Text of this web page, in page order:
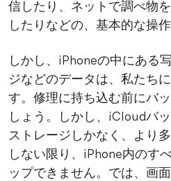
信したり、ネットで調べ物
したりなどの、基本的な操
しかし、iPhoneの中にある
ジなどのデータは、私たち
す。修理に持ち込む前にバ
しょう。しかし、iCloudバ
ストレージしかなく、より
しない限り、iPhone内のす
ップできません。では、画